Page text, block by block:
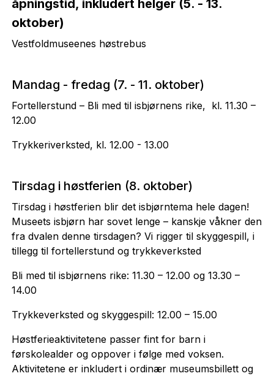
åpningstid, inkludert helger (5. - 13.
oktober)
Vestfoldmuseenes høstrebus
Mandag - fredag (7. - 11. oktober)
Fortellerstund – Bli med til isbjørnens rike, kl. 11.30 –
12.00
Trykkeriverksted, kl. 12.00 - 13.00
Tirsdag i høstferien (8. oktober)
Tirsdag i høstferien blir det isbjørntema hele dagen!
Museets isbjørn har sovet lenge – kanskje våkner den
fra dvalen denne tirsdagen? Vi rigger til skyggespill, i
tillegg til fortellerstund og trykkeverksted
Bli med til isbjørnens rike: 11.30 – 12.00 og 13.30 –
14.00
Trykkeverksted og skyggespill: 12.00 – 15.00
Høstferieaktivitetene passer fint for barn i
førskolealder og oppover i følge med voksen.
Aktivitetene er inkludert i ordinær museumsbillett og